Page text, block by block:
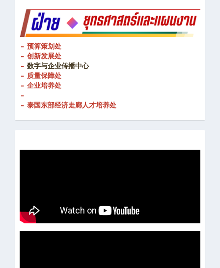
- 预算策划处
- 创新发展处
- 数字与企业传播中心
- 质量保障处
- 企业培养处
-
- 泰国东部经济走廊人才培养处